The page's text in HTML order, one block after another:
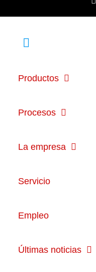
Productos
Procesos
La empresa
Servicio
Empleo
Últimas noticias